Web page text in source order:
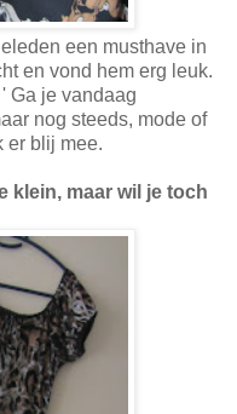
een musthave in
en vond hem erg leuk.
Ga je vandaag
nog steeds, mode of
er blij mee.
klein, maar wil je toch